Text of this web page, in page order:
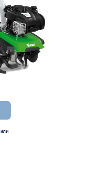
или